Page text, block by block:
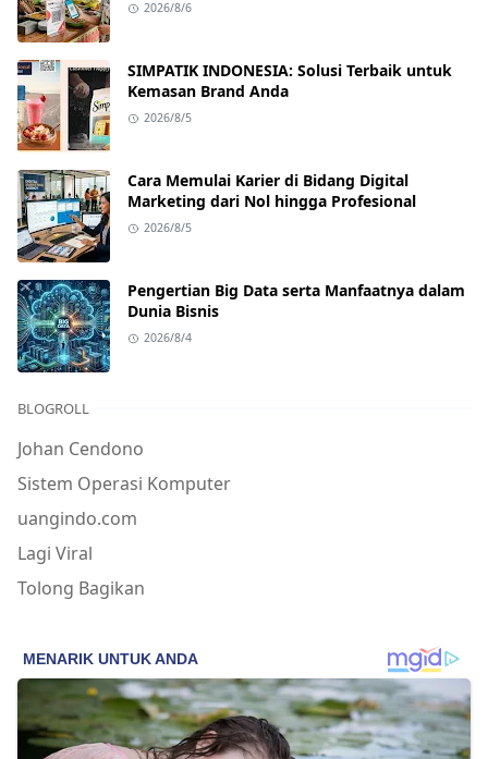
2026/8/6
SIMPATIK INDONESIA: Solusi Terbaik untuk
Kemasan Brand Anda
2026/8/5
Cara Memulai Karier di Bidang Digital
Marketing dari Nol hingga Profesional
2026/8/5
Pengertian Big Data serta Manfaatnya dalam
Dunia Bisnis
2026/8/4
BLOGROLL
Johan Cendono
Sistem Operasi Komputer
uangindo.com
Lagi Viral
Tolong Bagikan